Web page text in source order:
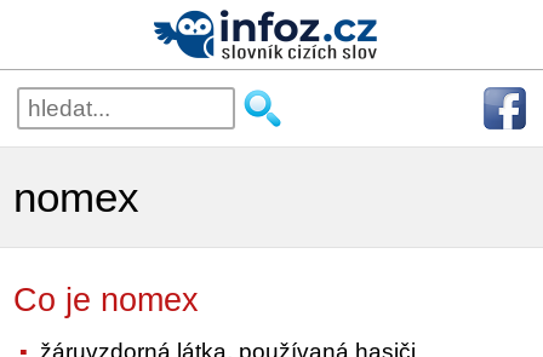
nomex
Co je nomex
žáruvzdorná látka, používaná hasiči